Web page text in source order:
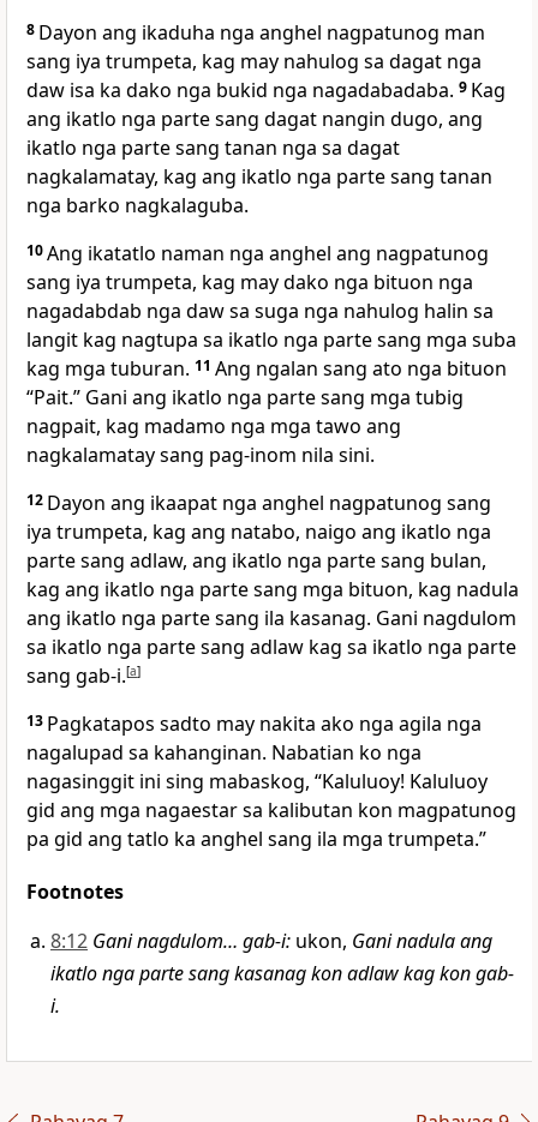
8 Dayon ang ikaduha nga anghel nagpatunog man
sang iya trumpeta, kag may nahulog sa dagat nga
daw isa ka dako nga bukid nga nagadabadaba. 9 Kag
ang ikatlo nga parte sang dagat nangin dugo, ang
ikatlo nga parte sang tanan nga sa dagat
nagkalamatay, kag ang ikatlo nga parte sang tanan
nga barko nagkalaguba.
10Ang ikatatlo naman nga anghel ang nagpatunog
sang iya trumpeta, kag may dako nga bituon nga
nagadabdab nga daw sa suga nga nahulog halin sa
langit kag nagtupa sa ikatlo nga parte sang mga suba
kag mga tuburan. 11 Ang ngalan sang ato nga bituon
“Pait.” Gani ang ikatlo nga parte sang mga tubig
nagpait, kag madamo nga mga tawo ang
nagkalamatay sang pag-inom nila sini.
12 Dayon ang ikaapat nga anghel nagpatunog sang
iya trumpeta, kag ang natabo, naigo ang ikatlo nga
parte sang adlaw, ang ikatlo nga parte sang bulan,
kag ang ikatlo nga parte sang mga bituon, kag nadula
ang ikatlo nga parte sang ila kasanag. Gani nagdulom
sa ikatlo nga parte sang adlaw kag sa ikatlo nga parte
sang gab-i.[a]
13 Pagkatapos sadto may nakita ako nga agila nga
nagalupad sa kahanginan. Nabatian ko nga
nagasinggit ini sing mabaskog, “Kaluluoy! Kaluluoy
gid ang mga nagaestar sa kalibutan kon magpatunog
pa gid ang tatlo ka anghel sang ila mga trumpeta.”
Footnotes
8:12 Gani nagdulom… gab-i: ukon, Gani nadula ang
ikatlo nga parte sang kasanag kon adlaw kag kon gab-
i.